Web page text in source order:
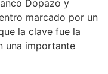
Dopazo y
marcado por un
la clave fue la
una importante